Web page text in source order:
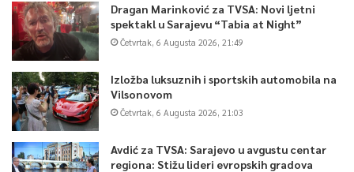
Dragan Marinković za TVSA: Novi ljetni
spektakl u Sarajevu “Tabia at Night”
Četvrtak, 6 Augusta 2026, 21:49
Izložba luksuznih i sportskih automobila na
Vilsonovom
Četvrtak, 6 Augusta 2026, 21:03
Avdić za TVSA: Sarajevo u avgustu centar
regiona: Stižu lideri evropskih gradova